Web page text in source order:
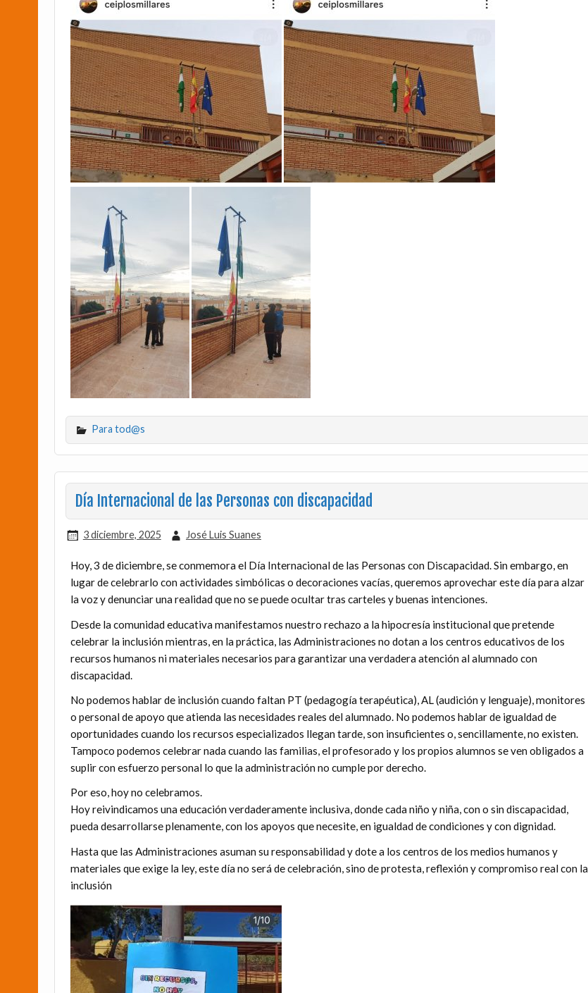
Para tod@s
Día Internacional de las Personas con discapacidad
3 diciembre, 2025 José Luis Suanes
Hoy, 3 de diciembre, se conmemora el Día Internacional de las Personas con Discapacidad. Sin embargo, en
lugar de celebrarlo con actividades simbólicas o decoraciones vacías, queremos aprovechar este día para alzar
la voz y denunciar una realidad que no se puede ocultar tras carteles y buenas intenciones.
Desde la comunidad educativa manifestamos nuestro rechazo a la hipocresía institucional que pretende
celebrar la inclusión mientras, en la práctica, las Administraciones no dotan a los centros educativos de los
recursos humanos ni materiales necesarios para garantizar una verdadera atención al alumnado con
discapacidad.
No podemos hablar de inclusión cuando faltan PT (pedagogía terapéutica), AL (audición y lenguaje), monitores
o personal de apoyo que atienda las necesidades reales del alumnado. No podemos hablar de igualdad de
oportunidades cuando los recursos especializados llegan tarde, son insuficientes o, sencillamente, no existen.
Tampoco podemos celebrar nada cuando las familias, el profesorado y los propios alumnos se ven obligados a
suplir con esfuerzo personal lo que la administración no cumple por derecho.
Por eso, hoy no celebramos.
Hoy reivindicamos una educación verdaderamente inclusiva, donde cada niño y niña, con o sin discapacidad,
pueda desarrollarse plenamente, con los apoyos que necesite, en igualdad de condiciones y con dignidad.
Hasta que las Administraciones asuman su responsabilidad y dote a los centros de los medios humanos y
materiales que exige la ley, este día no será de celebración, sino de protesta, reflexión y compromiso real con la
inclusión